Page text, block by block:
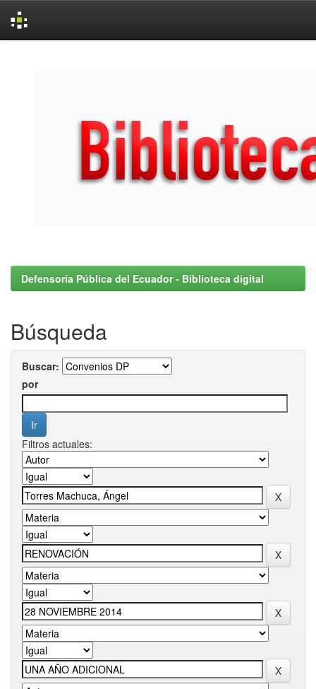
Defensoría Pública del Ecuador - Biblioteca digital
Búsqueda
Buscar:
por
Filtros actuales: